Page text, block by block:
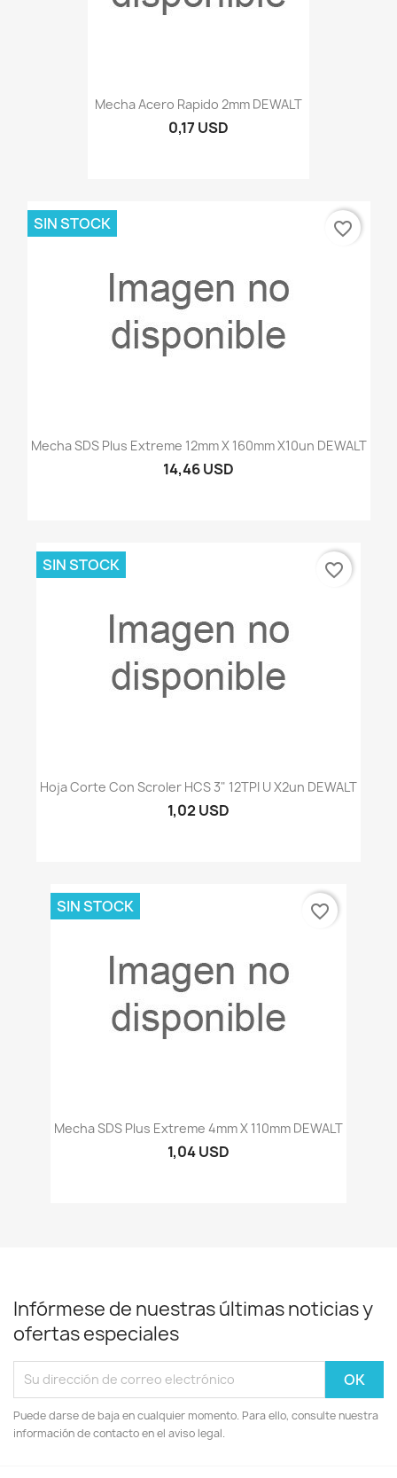
Mecha Acero Rapido 2mm DEWALT
0,17 USD
Mecha SDS Plus Extreme 12mm X 160mm X10un DEWALT
14,46 USD
SIN STOCK favorite_border
Hoja Corte Con Scroler HCS 3" 12TPI U X2un DEWALT
1,02 USD
SIN STOCK favorite_border
Mecha SDS Plus Extreme 4mm X 110mm DEWALT
1,04 USD
SIN STOCK favorite_border
Infórmese de nuestras últimas noticias y
ofertas especiales
Puede darse de baja en cualquier momento. Para ello, consulte nuestra
información de contacto en el aviso legal.